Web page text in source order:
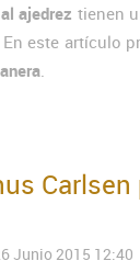
ajedrez tienen
este artículo
Junio 2015 12:40